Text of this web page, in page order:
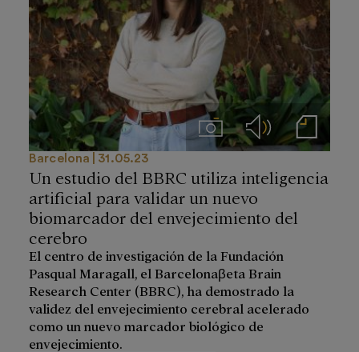
Imágenes Audios Notas de prensa
Barcelona 31.05.23
Un estudio del BBRC utiliza inteligencia
artificial para validar un nuevo
biomarcador del envejecimiento del
cerebro
El centro de investigación de la Fundación
Pasqual Maragall, el Barcelonaβeta Brain
Research Center (BBRC), ha demostrado la
validez del envejecimiento cerebral acelerado
como un nuevo marcador biológico de
envejecimiento.